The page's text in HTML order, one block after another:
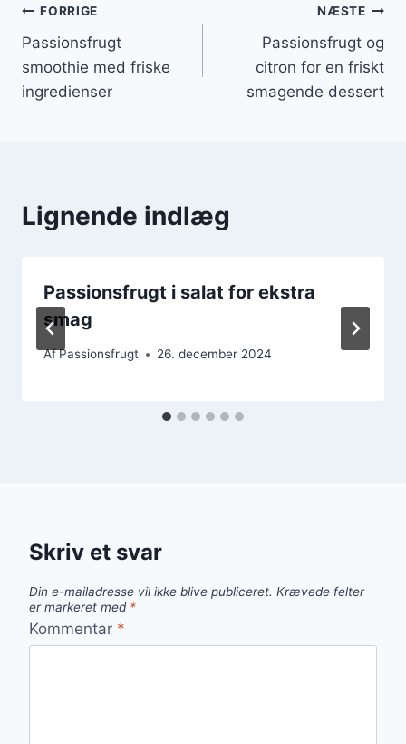
Indlægsnavigation
FORRIGE
Passionsfrugt
smoothie med friske
ingredienser
NÆSTE
Passionsfrugt og
citron for en friskt
smagende dessert
Lignende indlæg
Passionsfrugt i salat for ekstra
smag
AfPassionsfrugt 26. december 2024
Skriv et svar
Din e-mailadresse vil ikke blive publiceret. Krævede felter
er markeret med *
Kommentar *